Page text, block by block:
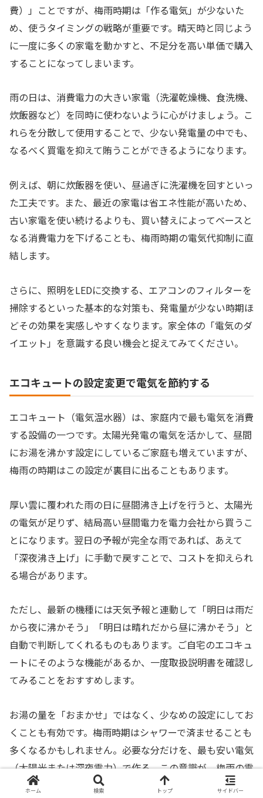
費）」ことですが、梅雨時期は「作る電気」が少ないた
め、使うタイミングの戦略が重要です。晴天時と同じよう
に一度に多くの家電を動かすと、不足分を高い単価で購入
することになってしまいます。
雨の日は、消費電力の大きい家電（洗濯乾燥機、食洗機、
炊飯器など）を同時に使わないように心がけましょう。こ
れらを分散して使用することで、少ない発電量の中でも、
なるべく買電を抑えて賄うことができるようになります。
例えば、朝に炊飯器を使い、昼過ぎに洗濯機を回すといっ
た工夫です。また、最近の家電は省エネ性能が高いため、
古い家電を使い続けるよりも、買い替えによってベースと
なる消費電力を下げることも、梅雨時期の電気代抑制に直
結します。
さらに、照明をLEDに交換する、エアコンのフィルターを
掃除するといった基本的な対策も、発電量が少ない時期ほ
どその効果を実感しやすくなります。家全体の「電気のダ
イエット」を意識する良い機会と捉えてみてください。
エコキュートの設定変更で電気を節約する
エコキュート（電気温水器）は、家庭内で最も電気を消費
する設備の一つです。太陽光発電の電気を活かして、昼間
にお湯を沸かす設定にしているご家庭も増えていますが、
梅雨の時期はこの設定が裏目に出ることもあります。
厚い雲に覆われた雨の日に昼間沸き上げを行うと、太陽光
の電気が足りず、結局高い昼間電力を電力会社から買うこ
とになります。翌日の予報が完全な雨であれば、あえて
「深夜沸き上げ」に手動で戻すことで、コストを抑えられ
る場合があります。
ただし、最新の機種には天気予報と連動して「明日は雨だ
から夜に沸かそう」「明日は晴れだから昼に沸かそう」と
自動で判断してくれるものもあります。ご自宅のエコキュ
ートにそのような機能があるか、一度取扱説明書を確認し
てみることをおすすめします。
お湯の量を「おまかせ」ではなく、少なめの設定にしてお
くことも有効です。梅雨時期はシャワーで済ませることも
多くなるかもしれません。必要な分だけを、最も安い電気
（太陽光または深夜電力）で作る。この意識が、梅雨の電
気代を劇的に変えてくれます。
ホーム 検索 トップ サイドバー